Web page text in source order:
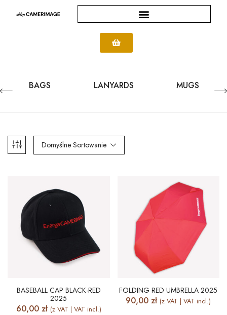
BAGS LANYARDS MUGS
Domyślne Sortowanie
BASEBALL CAP BLACK-RED
2025
60,00 zł (z VAT | VAT incl.)
FOLDING RED UMBRELLA 2025
90,00zł (z VAT | VAT incl.)